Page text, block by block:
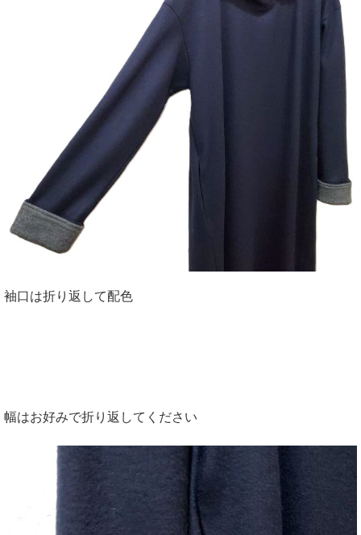
袖口は折り返して配色
幅はお好みで折り返してください